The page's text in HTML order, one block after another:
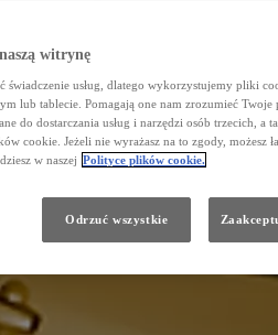
witrynę
świadczenie usług, dlatego wykorzystujemy pliki
lub tablecie. Pomagają one nam zrozumieć Twoje
do dostarczania usług i narzędzi osób trzecich, a
cookie. Jeżeli nie wyrażasz na to zgody, możesz
w naszej Polityce plików cookie.
Odrzuć wszystkie